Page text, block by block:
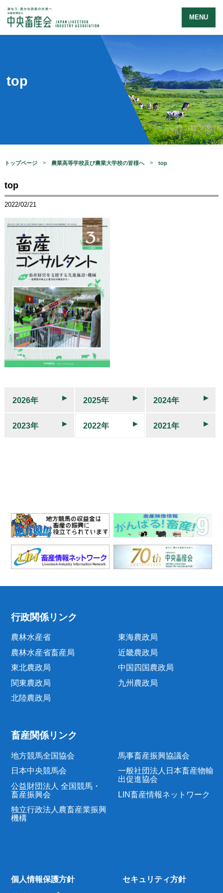
MENU
top
トップページ 農業高等学校及び農業大学校の皆様へ top
top
2022/02/21
2026年 2025年 2024年
2023年 2022年 2021年
行政関係リンク
農林水産省
農林水産省畜産局
東北農政局
関東農政局
北陸農政局
東海農政局
近畿農政局
中国四国農政局
九州農政局
畜産関係リンク
地方競馬全国協会
日本中央競馬会
公益財団法人 全国競馬・
畜産振興会
独立行政法人農畜産業振興
機構
馬事畜産振興協議会
一般社団法人日本畜産物輸
出促進協会
LIN畜産情報ネットワーク
個人情報保護方針 セキュリティ方針